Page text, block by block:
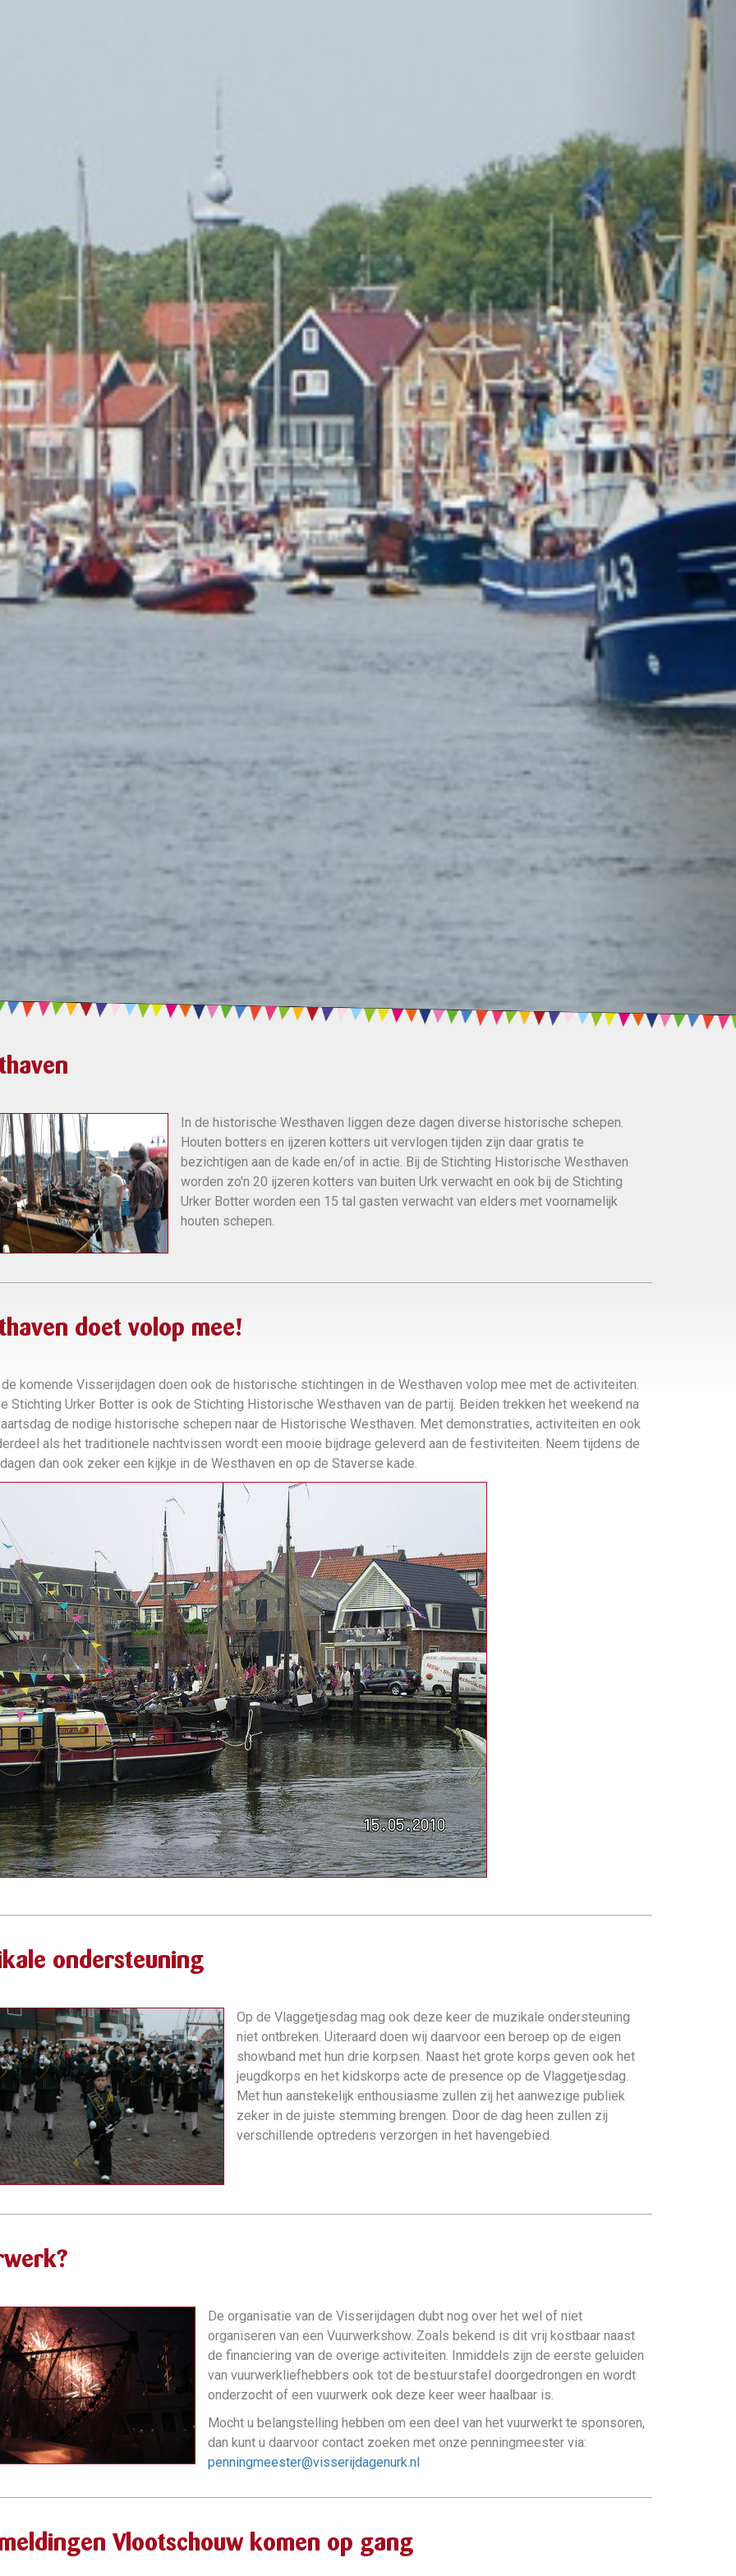
In de historische Westhaven liggen deze dagen diverse historische schepen.
Houten botters en ijzeren kotters uit vervlogen tijden zijn daar gratis te
bezichtigen aan de kade en/of in actie. Bij de Stichting Historische Westhaven
worden zo'n 20 ijzeren kotters van buiten Urk verwacht en ook bij de Stichting
Urker Botter worden een 15 tal gasten verwacht van elders met voornamelijk
houten schepen.
doet volop mee!
komende Visserijdagen doen ook de historische stichtingen in de Westhaven volop mee met de activiteiten.
Stichting Urker Botter is ook de Stichting Historische Westhaven van de partij. Beiden trekken het weekend na
de nodige historische schepen naar de Historische Westhaven. Met demonstraties, activiteiten en ook
als het traditionele nachtvissen wordt een mooie bijdrage geleverd aan de festiviteiten. Neem tijdens de
dan ook zeker een kijkje in de Westhaven en op de Staverse kade.
ondersteuning
Op de Vlaggetjesdag mag ook deze keer de muzikale ondersteuning
niet ontbreken. Uiteraard doen wij daarvoor een beroep op de eigen
showband met hun drie korpsen. Naast het grote korps geven ook het
jeugdkorps en het kidskorps acte de presence op de Vlaggetjesdag.
Met hun aanstekelijk enthousiasme zullen zij het aanwezige publiek
zeker in de juiste stemming brengen. Door de dag heen zullen zij
verschillende optredens verzorgen in het havengebied.
De organisatie van de Visserijdagen dubt nog over het wel of niet
organiseren van een Vuurwerkshow. Zoals bekend is dit vrij kostbaar naast
de financiering van de overige activiteiten. Inmiddels zijn de eerste geluiden
van vuurwerkliefhebbers ook tot de bestuurstafel doorgedrongen en wordt
onderzocht of een vuurwerk ook deze keer weer haalbaar is.
Mocht u belangstelling hebben om een deel van het vuurwerkt te sponsoren,
dan kunt u daarvoor contact zoeken met onze penningmeester via:
penningmeester@visserijdagenurk.nl
Vlootschouw komen op gang